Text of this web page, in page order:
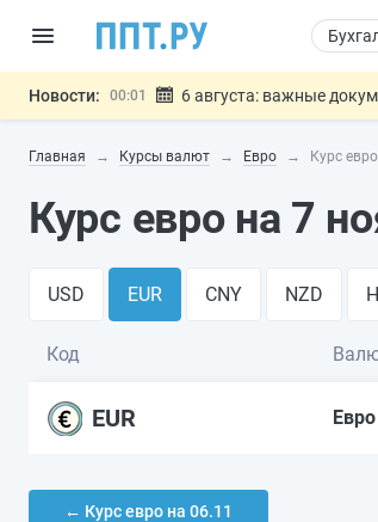
Новости: 00:01 6 августа: важные
05.08 Мигрантам с судимостью
05.08
Важно Подписан закон
Главная Курсы валют Евро Курс
Курс евро на 7
USD EUR CNY NZD
Код
EUR Евро
← Курс евро на 06.11